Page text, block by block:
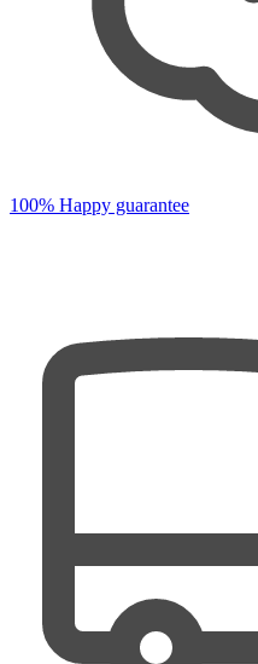
100% Happy guarantee